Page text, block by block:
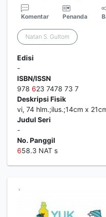
Komentar Penanda
Natan S. Gultom
Edisi
-
ISBN/ISSN
978 623 7478 73 7
Deskripsi Fisik
vi, 74 hlm.;ilus.;14cm x
Judul Seri
-
No. Panggil
658.3 NAT s